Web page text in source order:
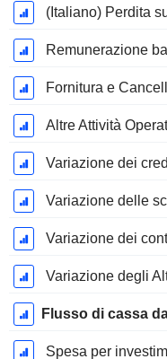
(Italiano) Perdita
Remunerazione
Fornitura e
Altre Attività
Variazione dei
Variazione delle
Variazione dei
Variazione degli
Flusso di cassa
Spesa per